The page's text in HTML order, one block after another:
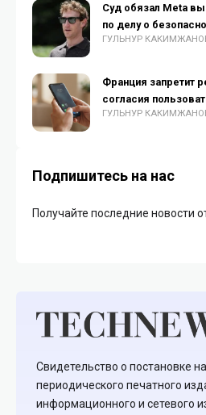
Суд обязал Meta
по делу о
ГУЛЬНУР
Франция запретит
согласия
ГУЛЬНУР
Подпишитесь на нас
Получайте последние новости
Свидетельство о постановке
периодического печатного
информационного и сетевого